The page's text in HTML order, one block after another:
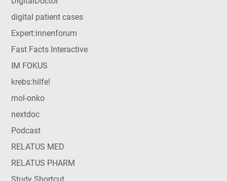
digital patient cases
Expert:innenforum
Fast Facts Interactive
IM FOKUS
krebs:hilfe!
mol-onko
nextdoc
Podcast
RELATUS MED
RELATUS PHARM